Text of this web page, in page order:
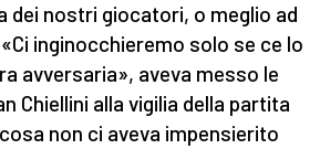
dei nostri giocatori, o meglio ad
inginocchieremo solo se ce lo
avversaria», aveva messo le
Chiellini alla vigilia della partita
non ci aveva impensierito